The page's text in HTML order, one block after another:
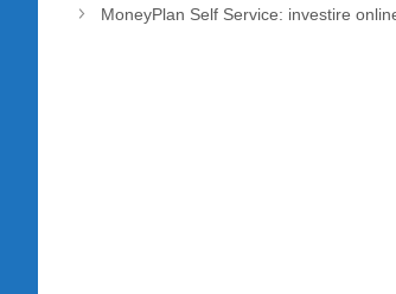
MoneyPlan Self Service: investire